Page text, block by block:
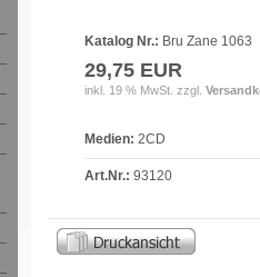
Katalog Nr.: Bru Zane 1063
29,75 EUR
inkl. 19 % MwSt. zzgl.
Medien: 2CD
Art.Nr.: 93120